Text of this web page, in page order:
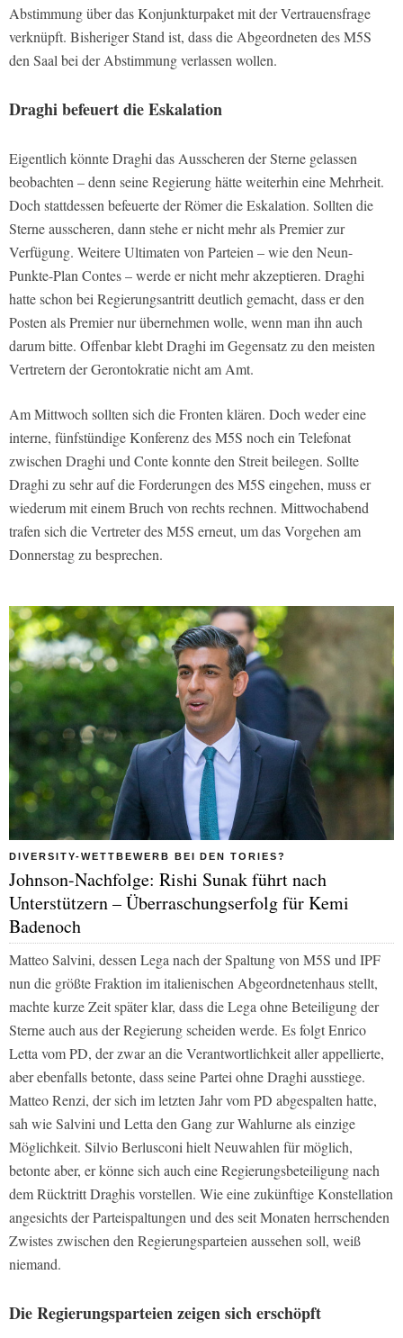
Abstimmung über das Konjunkturpaket mit der Vertrauensfrage
verknüpft. Bisheriger Stand ist, dass die Abgeordneten des M5S
den Saal bei der Abstimmung verlassen wollen.
Draghi befeuert die Eskalation
Eigentlich könnte Draghi das Ausscheren der Sterne gelassen
beobachten – denn seine Regierung hätte weiterhin eine Mehrheit.
Doch stattdessen befeuerte der Römer die Eskalation. Sollten die
Sterne ausscheren, dann stehe er nicht mehr als Premier zur
Verfügung. Weitere Ultimaten von Parteien – wie den Neun-
Punkte-Plan Contes – werde er nicht mehr akzeptieren. Draghi
hatte schon bei Regierungsantritt deutlich gemacht, dass er den
Posten als Premier nur übernehmen wolle, wenn man ihn auch
darum bitte. Offenbar klebt Draghi im Gegensatz zu den meisten
Vertretern der Gerontokratie nicht am Amt.
Am Mittwoch sollten sich die Fronten klären. Doch weder eine
interne, fünfstündige Konferenz des M5S noch ein Telefonat
zwischen Draghi und Conte konnte den Streit beilegen. Sollte
Draghi zu sehr auf die Forderungen des M5S eingehen, muss er
wiederum mit einem Bruch von rechts rechnen. Mittwochabend
trafen sich die Vertreter des M5S erneut, um das Vorgehen am
Donnerstag zu besprechen.
DIVERSITY-WETTBEWERB BEI DEN TORIES?
Johnson-Nachfolge: Rishi Sunak führt nach
Unterstützern – Überraschungserfolg für Kemi
Badenoch
Matteo Salvini, dessen Lega nach der Spaltung von M5S und IPF
nun die größte Fraktion im italienischen Abgeordnetenhaus stellt,
machte kurze Zeit später klar, dass die Lega ohne Beteiligung der
Sterne auch aus der Regierung scheiden werde. Es folgt Enrico
Letta vom PD, der zwar an die Verantwortlichkeit aller appellierte,
aber ebenfalls betonte, dass seine Partei ohne Draghi ausstiege.
Matteo Renzi, der sich im letzten Jahr vom PD abgespalten hatte,
sah wie Salvini und Letta den Gang zur Wahlurne als einzige
Möglichkeit. Silvio Berlusconi hielt Neuwahlen für möglich,
betonte aber, er könne sich auch eine Regierungsbeteiligung nach
dem Rücktritt Draghis vorstellen. Wie eine zukünftige Konstellation
angesichts der Parteispaltungen und des seit Monaten herrschenden
Zwistes zwischen den Regierungsparteien aussehen soll, weiß
niemand.
Die Regierungsparteien zeigen sich erschöpft